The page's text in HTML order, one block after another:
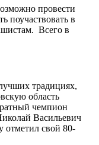
провести
поучаствовать в
Всего в
традициях,
область
чемпион
Васильевич
отметил свой 80-